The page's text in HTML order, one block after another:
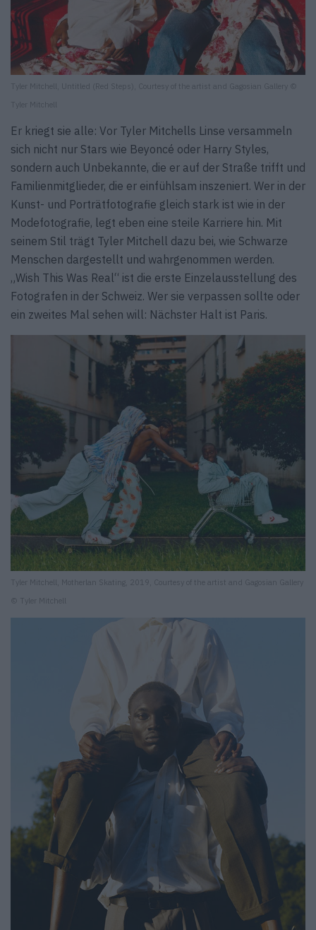
Tyler Mitchell, Untitled (Red Steps), Courtesy of the artist and Gagosian Gallery ©
Tyler Mitchell
Er kriegt sie alle: Vor Tyler Mitchells Linse versammeln
sich nicht nur Stars wie Beyoncé oder Harry Styles,
sondern auch Unbekannte, die er auf der Straße trifft und
Familienmitglieder, die er einfühlsam inszeniert. Wer in der
Kunst- und Porträtfotografie gleich stark ist wie in der
Modefotografie, legt eben eine steile Karriere hin. Mit
seinem Stil trägt Tyler Mitchell dazu bei, wie Schwarze
Menschen dargestellt und wahrgenommen werden.
„Wish This Was Real“ ist die erste Einzelausstellung des
Fotografen in der Schweiz. Wer sie verpassen sollte oder
ein zweites Mal sehen will: Nächster Halt ist Paris.
Tyler Mitchell, Motherlan Skating, 2019, Courtesy of the artist and Gagosian Gallery
© Tyler Mitchell